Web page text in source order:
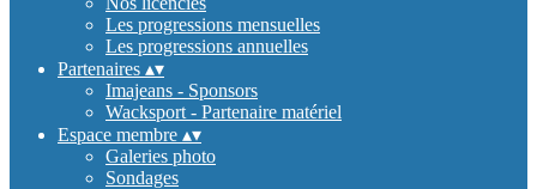
Les progressions mensuelles
Les progressions annuelles
Partenaires ▴▾
Imajeans - Sponsors
Wacksport - Partenaire matériel
Espace membre ▴▾
Galeries photo
Sondages